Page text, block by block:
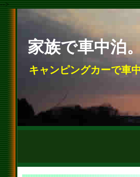
-->
家族で車中泊
キャンピングカーで車